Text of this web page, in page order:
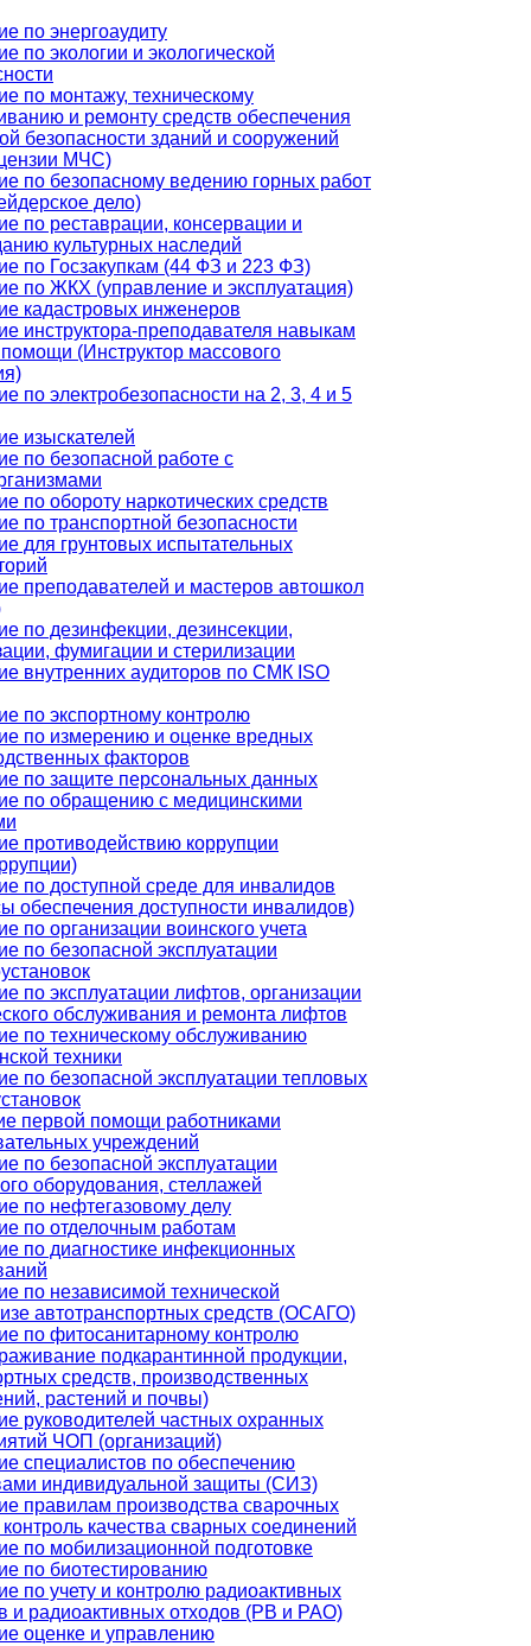
по энергоаудиту
по экологии и экологической
по монтажу, техническому
и ремонту средств обеспечения
безопасности зданий и сооружений
МЧС)
по безопасному ведению горных работ
дело)
по реставрации, консервации и
культурных наследий
по Госзакупкам (44 ФЗ и 223 ФЗ)
по ЖКХ (управление и эксплуатация)
кадастровых инженеров
инструктора-преподавателя навыкам
(Инструктор массового
по электробезопасности на 2, 3, 4 и 5
изыскателей
по безопасной работе с
по обороту наркотических средств
по транспортной безопасности
для грунтовых испытательных
преподавателей и мастеров автошкол
по дезинфекции, дезинсекции,
фумигации и стерилизации
внутренних аудиторов по СМК ISO
по экспортному контролю
по измерению и оценке вредных
факторов
по защите персональных данных
по обращению с медицинскими
противодействию коррупции
по доступной среде для инвалидов
обеспечения доступности инвалидов)
по организации воинского учета
по безопасной эксплуатации
по эксплуатации лифтов, организации
обслуживания и ремонта лифтов
по техническому обслуживанию
техники
по безопасной эксплуатации тепловых
первой помощи работниками
учреждений
по безопасной эксплуатации
оборудования, стеллажей
по нефтегазовому делу
по отделочным работам
по диагностике инфекционных
по независимой технической
автотранспортных средств (ОСАГО)
по фитосанитарному контролю
подкарантинной продукции,
средств, производственных
растений и почвы)
руководителей частных охранных
ЧОП (организаций)
специалистов по обеспечению
индивидуальной защиты (СИЗ)
правилам производства сварочных
качества сварных соединений
по мобилизационной подготовке
по биотестированию
по учету и контролю радиоактивных
и радиоактивных отходов (РВ и РАО)
оценке и управлению